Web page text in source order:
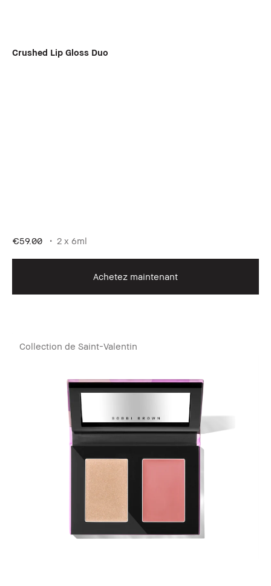
Crushed Lip Gloss Duo
€59.00 2 x 6ml
Achetez maintenant
Collection de Saint-Valentin